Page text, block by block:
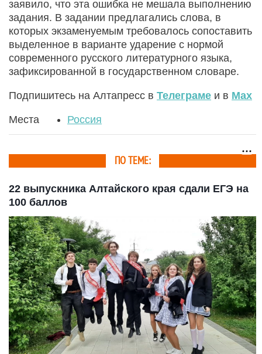
заявило, что эта ошибка не мешала выполнению
задания. В задании предлагались слова, в
которых экзаменуемым требовалось сопоставить
выделенное в варианте ударение с нормой
современного русского литературного языка,
зафиксированной в государственном словаре.
Подпишитесь на Алтапресс в Телеграме и в Max
Места Россия
ПО ТЕМЕ:
22 выпускника Алтайского края сдали ЕГЭ на
100 баллов